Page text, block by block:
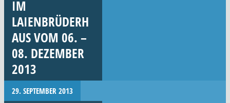
IM
LAIENBRÜDERH
AUS VOM 06. –
08. DEZEMBER
2013
29. SEPTEMBER 2013